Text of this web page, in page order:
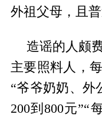
外祖父母，且
造谣的人颇
主要照料人，
“爷爷奶奶、外
200到800元”“